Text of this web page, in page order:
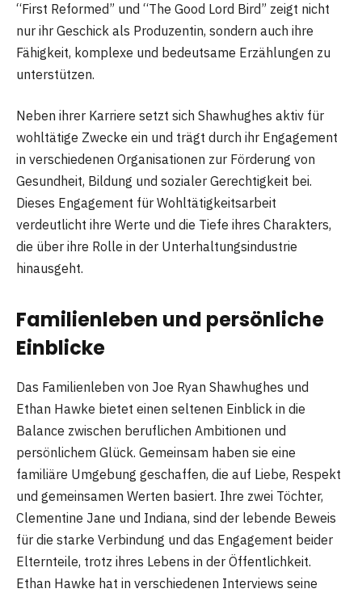
“First Reformed” und “The Good Lord Bird” zeigt nicht
nur ihr Geschick als Produzentin, sondern auch ihre
Fähigkeit, komplexe und bedeutsame Erzählungen zu
unterstützen​​.
Neben ihrer Karriere setzt sich Shawhughes aktiv für
wohltätige Zwecke ein und trägt durch ihr Engagement
in verschiedenen Organisationen zur Förderung von
Gesundheit, Bildung und sozialer Gerechtigkeit bei.
Dieses Engagement für Wohltätigkeitsarbeit
verdeutlicht ihre Werte und die Tiefe ihres Charakters,
die über ihre Rolle in der Unterhaltungsindustrie
hinausgeht​​.
Familienleben und persönliche
Einblicke
Das Familienleben von Joe Ryan Shawhughes und
Ethan Hawke bietet einen seltenen Einblick in die
Balance zwischen beruflichen Ambitionen und
persönlichem Glück. Gemeinsam haben sie eine
familiäre Umgebung geschaffen, die auf Liebe, Respekt
und gemeinsamen Werten basiert. Ihre zwei Töchter,
Clementine Jane und Indiana, sind der lebende Beweis
für die starke Verbindung und das Engagement beider
Elternteile, trotz ihres Lebens in der Öffentlichkeit.
Ethan Hawke hat in verschiedenen Interviews seine